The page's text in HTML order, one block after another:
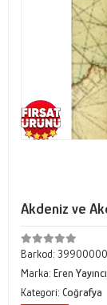
Akdeniz ve
Barkod:
Marka: Eren
Kategori: Coğrafya